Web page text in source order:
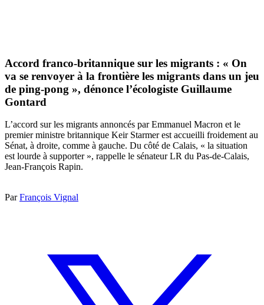
Accord franco-britannique sur les migrants : « On
va se renvoyer à la frontière les migrants dans un jeu
de ping-pong », dénonce l’écologiste Guillaume
Gontard
L’accord sur les migrants annoncés par Emmanuel Macron et le
premier ministre britannique Keir Starmer est accueilli froidement au
Sénat, à droite, comme à gauche. Du côté de Calais, « la situation
est lourde à supporter », rappelle le sénateur LR du Pas-de-Calais,
Jean-François Rapin.
ParFrançois Vignal